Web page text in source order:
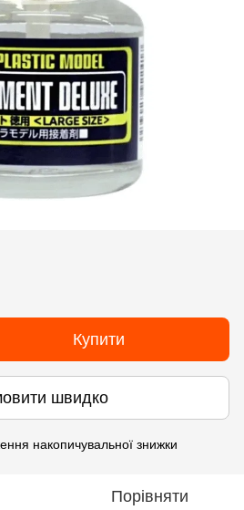
Купити
швидко
накопичувальної знижки
Порівняти